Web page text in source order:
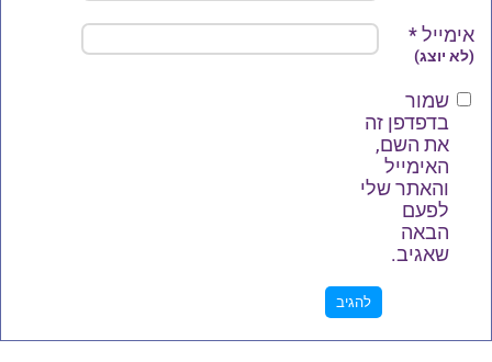
אימייל*
(לא יוצג)
שמור
בדפדפן זה
את השם,
האימייל
והאתר שלי
לפעם
הבאה
שאגיב.